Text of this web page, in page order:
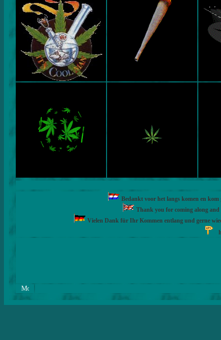
Bedankt voor het langs komen en
Thank you for coming along and
Vielen Dank für Ihr Kommen entlang und gerne